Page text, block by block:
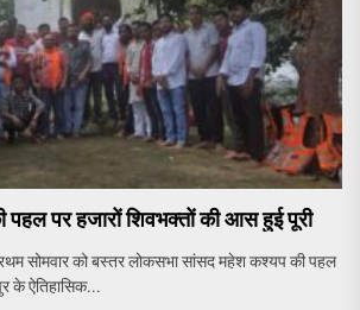
पर हजारों शिवभक्तों की आस हुई पूरी
सोमवार को बस्तर लोकसभा सांसद महेश कश्यप की पहल
के ऐतिहासिक...